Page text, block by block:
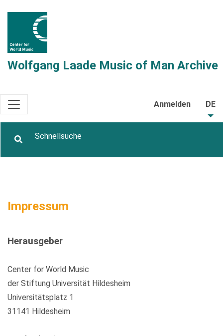
Wolfgang Laade Music of Man Archive
Anmelden DE
Impressum
Herausgeber
Center for World Music
der Stiftung Universität Hildesheim
Universitätsplatz 1
31141 Hildesheim